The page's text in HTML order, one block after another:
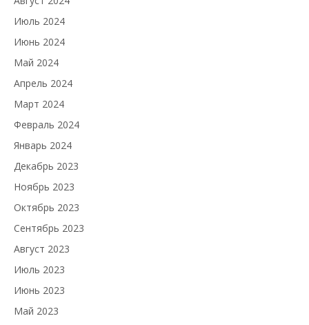
Июль 2024
Июнь 2024
Май 2024
Апрель 2024
Март 2024
Февраль 2024
Январь 2024
Декабрь 2023
Ноябрь 2023
Октябрь 2023
Сентябрь 2023
Август 2023
Июль 2023
Июнь 2023
Май 2023